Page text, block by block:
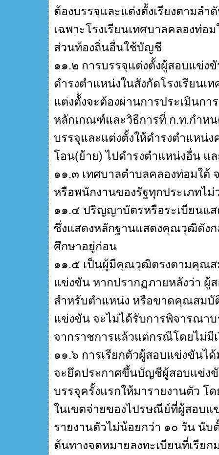
ต้องบรรจุและแต่งตั้งเรียงตามล
เฉพาะโรงเรียนเทศบาลคลองท่
ส่วนท้องถิ่นอื่นใช้บัญชี
๑๑.๒ การบรรจุแต่งตั้งผู้สอบแข่ง
ดำรงตำแหน่งในสังกัดโรงเรียนเ
แต่งตั้งจะต้องผ่านการประเมินก
หลักเกณฑ์และวิธีการที่ ก.ท.กำหน
บรรจุและแต่งตั้งให้ดำรงตำแหน่
โอน(ย้าย) ไปดำรงตำแหน่งอื่น แ
๑๑.๓ เทศบาลตำบลคลองท่อมใต้
หรือพนักงานของรัฐทุกประเภทไ
๑๑.๔ ปริญญาบัตรหรือระเบียนแส
ซึ่งแสดงหลักฐานแสดงคุณวุฒิดังก
ศึกษาอยู่ก่อน
๑๑.๕ เป็นผู้มีคุณวุฒิตรงตามคุณส
แข่งขัน หากปรากฏภายหลังว่า
สำหรับตำแหน่ง หรือขาดคุณสมบั
แข่งขัน จะไม่ได้รับการพิจารณา
จากราชการแล้วแต่กรณีโดยไม่มี
๑๑.๖ การเรียกตัวผู้สอบแข่งขันไ
จะยึดประกาศขึ้นบัญชีผู้สอบแข่งขั
บรรจุครั้งแรกให้มารายงานตัว โ
ในเขตจ่ายของไปรษณีย์ที่ผู้สอบแ
รายงานตัวไม่น้อยกว่า ๑๐ วัน นั
ต้นทางจดหมายลงทะเบียนที่เรีย